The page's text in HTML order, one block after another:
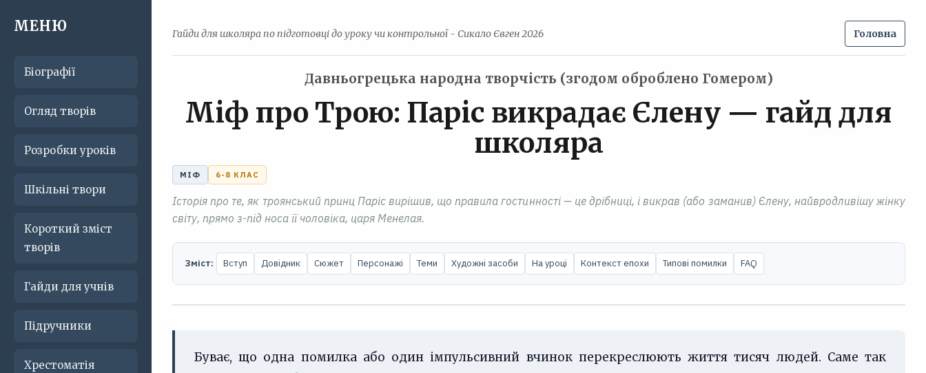
МЕНЮ
Біографії
Огляд творів
Розробки уроків
Шкільні твори
Короткий зміст
творів
Гайди для учнів
Підручники
Хрестоматія
Гайди для школяра по підготовці до уроку чи контрольної - Сикало Євген 2026 Головна
Давньогрецька народна творчість (згодом оброблено Гомером)
Міф про Трою: Паріс викрадає Єлену — гайд для
школяра
МІФ 6-8 КЛАС
Історія про те, як троянський принц Паріс вирішив, що правила гостинності — це дрібниці, і викрав (або заманив) Єлену, найвродливішу жінку
світу, прямо з-під носа її чоловіка, царя Менелая.
Зміст: Вступ Довідник Сюжет Персонажі Теми Художні засоби На уроці Контекст епохи Типові помилки FAQ
Буває, що одна помилка або один імпульсивний вчинок перекреслюють життя тисяч людей. Саме так